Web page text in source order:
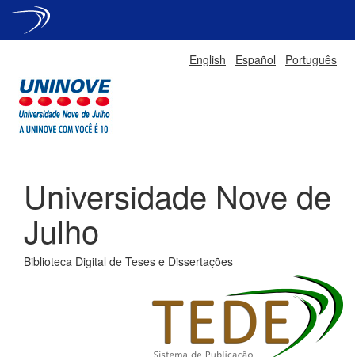
English Español Português
Universidade Nove de
Julho
Biblioteca Digital de Teses e Dissertações